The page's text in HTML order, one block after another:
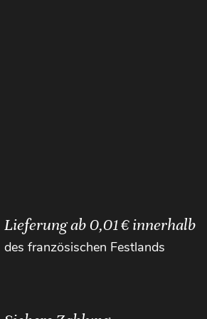
Lieferung ab 0,01 € innerhalb
des französischen Festlands